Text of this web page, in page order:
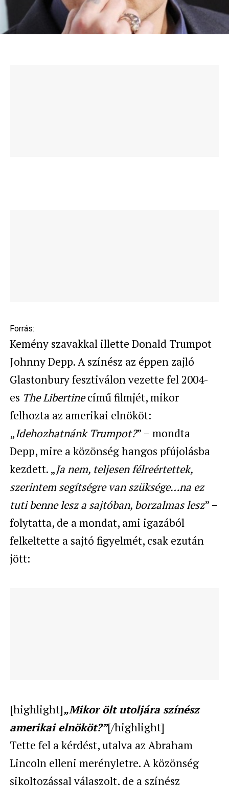
Forrás:
Kemény szavakkal illette Donald Trumpot
Johnny Depp. A színész az éppen zajló
Glastonbury fesztiválon vezette fel 2004-
es TheLibertinecímű filmjét, mikor
felhozta az amerikai elnököt:
„Idehozhatnánk Trumpot?” – mondta
Depp, mire a közönség hangos pfújolásba
kezdett. „Ja nem, teljesen félreértettek,
szerintem segítségre van szüksége…na ez
tuti benne lesz a sajtóban, borzalmas lesz” –
folytatta, de a mondat, ami igazából
felkeltette a sajtó figyelmét, csak ezután
jött:
[highlight]„Mikor ölt utoljára színész
amerikai elnököt?”[/highlight]
Tette fel a kérdést, utalva az Abraham
Lincoln elleni merényletre. A közönség
sikoltozással válaszolt, de a színész